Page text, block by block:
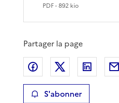
PDF- 892 kio
Partager la page
Partager surPartager sur X
S'abonner